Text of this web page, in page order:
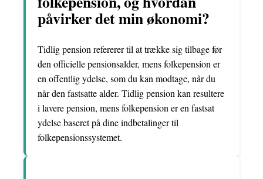
påvirker det min økonomi?
Tidlig pension refererer til at trække sig tilbage før
den officielle pensionsalder, mens folkepension er
en offentlig ydelse, som du kan modtage, når du
når den fastsatte alder. Tidlig pension kan resultere
i lavere pension, mens folkepension er en fastsat
ydelse baseret på dine indbetalinger til
folkepensionssystemet.